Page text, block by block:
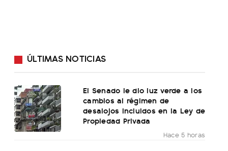
ÚLTIMAS NOTICIAS
El Senado le dio luz verde a los
cambios al régimen de
desalojos incluidos en la Ley de
Propiedad Privada
Hace 5 horas